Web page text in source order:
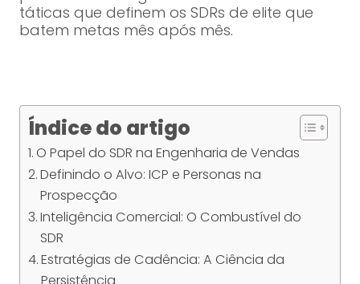
táticas que definem os SDRs de elite que
batem metas mês após mês.
Índice do artigo
O Papel do SDR na Engenharia de Vendas
Definindo o Alvo: ICP e Personas na
Prospecção
Inteligência Comercial: O Combustível do
SDR
Estratégias de Cadência: A Ciência da